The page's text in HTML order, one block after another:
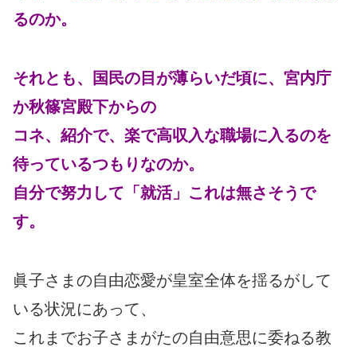
るのか。
それとも、国民の目が薄らいだ頃に、宮内庁
か秋篠宮殿下からの
コネ、紹介で、楽で高収入な職場に入るのを
待っているつもりなのか。
自分で努力して「就活」これは無さそうで
す。
眞子さまの自由恋愛が皇室全体を揺るがして
いる状況にあって、
これまでお子さまがたの自由意思に委ねる教